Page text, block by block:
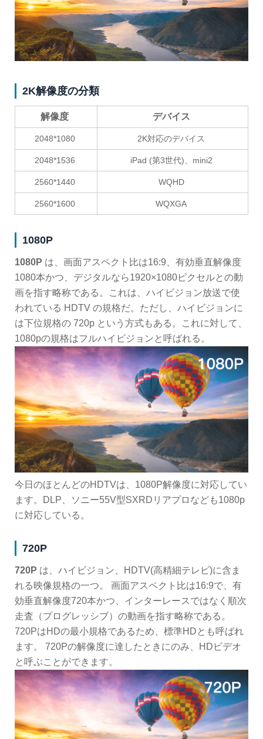
2K解像度の分類
解像度 デバイス
2048*1080 2K対応のデバイス
2048*1536 iPad (第3世代)、mini2
2560*1440 WQHD
2560*1600 WQXGA
1080P
1080P は、画面アスペクト比は16:9、有効垂直解像度
1080本かつ、デジタルなら1920×1080ピクセルとの動
画を指す略称である。これは、ハイビジョン放送で使
われている HDTV の規格だ。ただし、ハイビジョンに
は下位規格の 720p という方式もある。これに対して、
1080pの規格はフルハイビジョンと呼ばれる。
今日のほとんどのHDTVは、1080P解像度に対応してい
ます。DLP、ソニー55V型SXRDリアプロなども1080p
に対応している。
720P
720P は、ハイビジョン、HDTV(高精細テレビ)に含ま
れる映像規格の一つ。 画面アスペクト比は16:9で、有
効垂直解像度720本かつ、インターレースではなく順次
走査（プログレッシブ）の動画を指す略称である。
720PはHDの最小規格であるため、標準HDとも呼ばれ
ます。 720Pの解像度に達したときにのみ、HDビデオ
と呼ぶことができます。